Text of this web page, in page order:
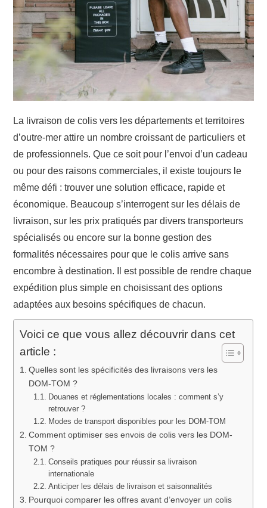
La livraison de colis vers les départements et territoires
d’outre-mer attire un nombre croissant de particuliers et
de professionnels. Que ce soit pour l’envoi d’un cadeau
ou pour des raisons commerciales, il existe toujours le
même défi : trouver une solution efficace, rapide et
économique. Beaucoup s’interrogent sur les délais de
livraison, sur les prix pratiqués par divers transporteurs
spécialisés ou encore sur la bonne gestion des
formalités nécessaires pour que le colis arrive sans
encombre à destination. Il est possible de rendre chaque
expédition plus simple en choisissant des options
adaptées aux besoins spécifiques de chacun.
Voici ce que vous allez découvrir dans cet
article :
Quelles sont les spécificités des livraisons vers les
DOM-TOM ?
Douanes et réglementations locales : comment s’y
retrouver ?
Modes de transport disponibles pour les DOM-TOM
Comment optimiser ses envois de colis vers les DOM-
TOM ?
Conseils pratiques pour réussir sa livraison
internationale
Anticiper les délais de livraison et saisonnalités
Pourquoi comparer les offres avant d’envoyer un colis